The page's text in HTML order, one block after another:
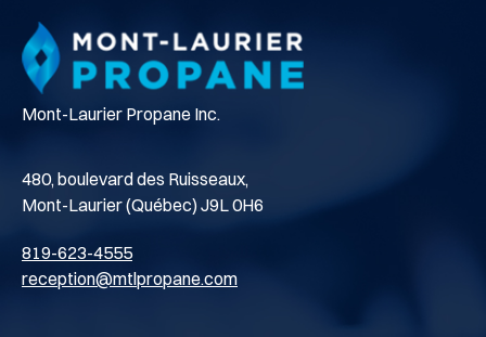
Mont-Laurier Propane Inc.
480, boulevard des Ruisseaux,
Mont-Laurier (Québec) J9L 0H6
819-623-4555
reception@mtlpropane.com